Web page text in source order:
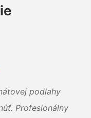
podlahy
Profesionálny